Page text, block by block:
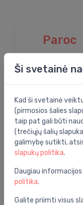
Paroc
Antalis
Ši svetainė
Kad ši svetainė
(pirmosios šalies
taip pat gali būti
(trečiųjų šalių
galimybę sutikti,
slapukų politika.
Daugiau
politika.
Galite priimti visus